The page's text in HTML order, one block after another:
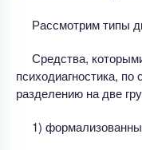
Рассмотрим типы
Средства,
психодиагностика,
разделению на две
1)